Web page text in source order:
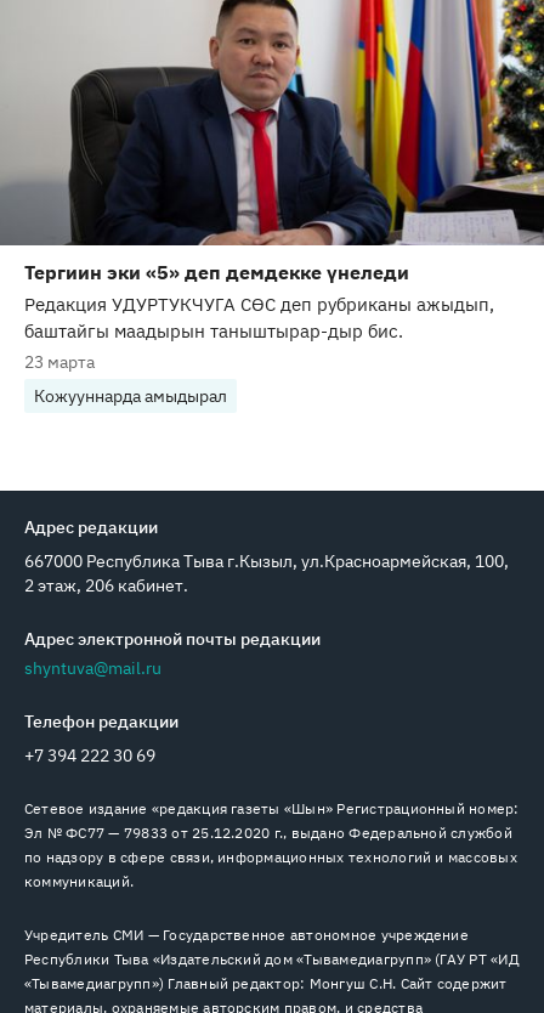
Тергиин эки «5» деп демдекке үнеледи
Редакция УДУРТУКЧУГА СӨС деп рубриканы ажыдып,
баштайгы маадырын таныштырар-дыр бис.
23 марта
Кожууннарда амыдырал
Адрес редакции
667000 Республика Тыва г.Кызыл, ул.Красноармейская, 100,
2 этаж, 206 кабинет.
Адрес электронной почты редакции
shyntuva@mail.ru
Телефон редакции
+7 394 222 30 69
Сетевое издание «редакция газеты «Шын» Регистрационный номер:
Эл № ФС77 — 79833 от 25.12.2020 г., выдано Федеральной службой
по надзору в сфере связи, информационных технологий и массовых
коммуникаций.
Учредитель СМИ — Государственное автономное учреждение
Республики Тыва «Издательский дом «Тывамедиагрупп» (ГАУ РТ «ИД
«Тывамедиагрупп») Главный редактор: Монгуш С.Н. Сайт содержит
материалы, охраняемые авторским правом, и средства